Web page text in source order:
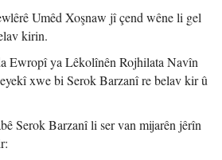
Umêd Xoşnaw jî çend wêne li gel
kirin.
Ewropî ya Lêkolînên Rojhilata Navîn
xwe bi Serok Barzanî re belav kir û
Serok Barzanî li ser van mijarên jêrîn